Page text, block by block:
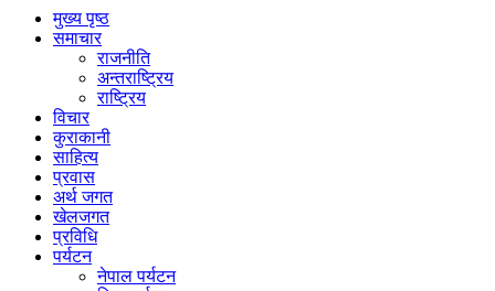
मुख्य पृष्ठ
समाचार
राजनीति
अन्तराष्ट्रिय
राष्ट्रिय
विचार
कुराकानी
साहित्य
प्रवास
अर्थ जगत
खेलजगत
प्रविधि
पर्यटन
नेपाल पर्यटन